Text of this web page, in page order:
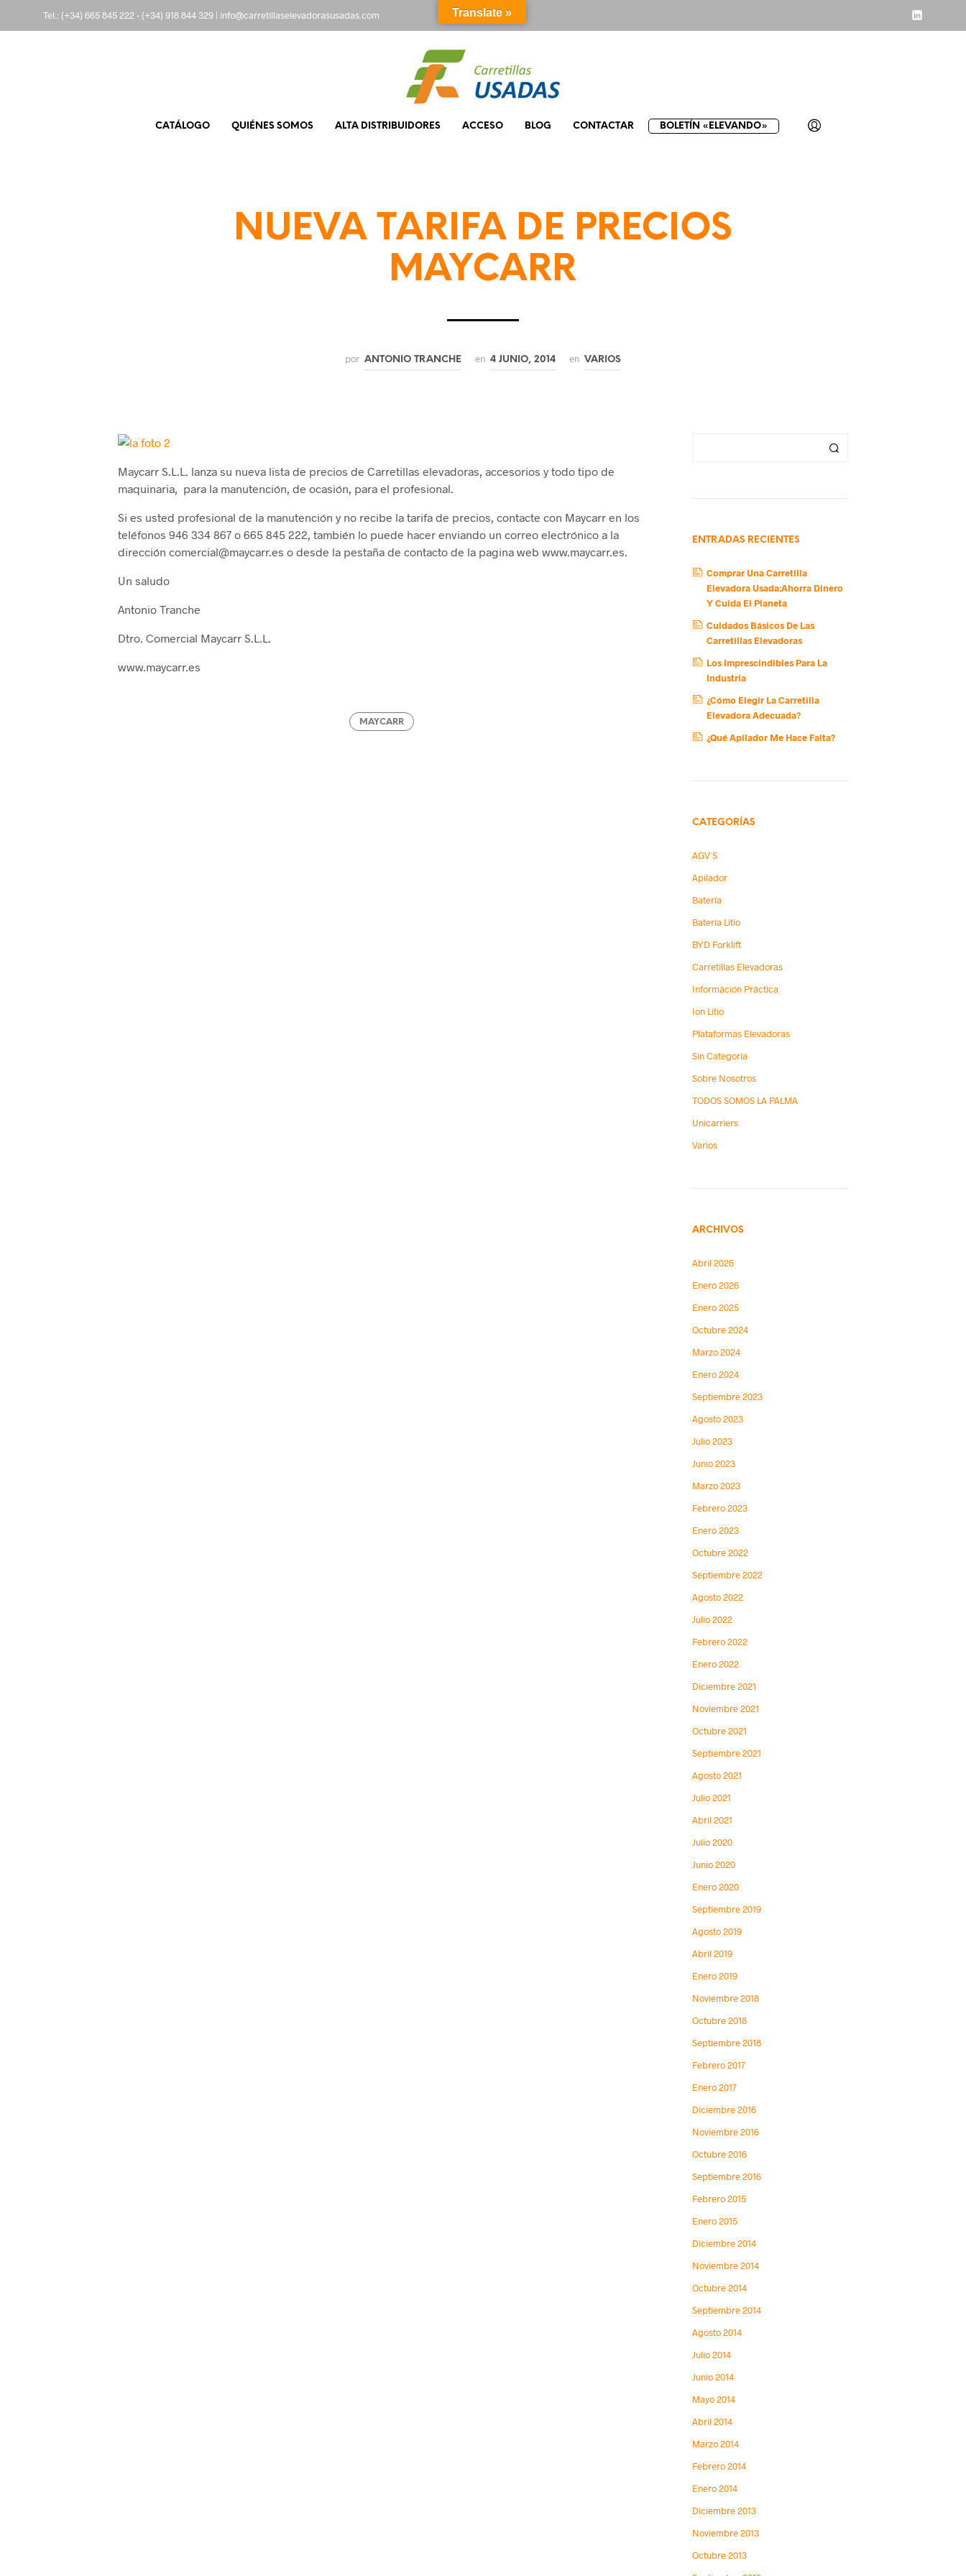
Tel.: (+34) 665 845 222- (+34) 918 844 329 | info@carretillaselevadorasusadas.com
CATÁLOGO QUIÉNES SOMOS ALTA DISTRIBUIDORES ACCESO BLOG CONTACTAR BOLETÍN «ELEVANDO»
NUEVA TARIFA DE PRECIOS
MAYCARR
por ANTONIO TRANCHE en 4 JUNIO, 2014 en VARIOS
Maycarr S.L.L. lanza su nueva lista de precios de Carretillas elevadoras, accesorios y todo tipo de
maquinaria, para la manutención, de ocasión, para el profesional.
Si es usted profesional de la manutención y no recibe la tarifa de precios, contacte con Maycarr en los
teléfonos 946 334 867 o 665 845 222, también lo puede hacer enviando un correo electrónico a la
dirección comercial@maycarr.es o desde la pestaña de contacto de la pagina web www.maycarr.es.
Un saludo
Antonio Tranche
Dtro. Comercial Maycarr S.L.L.
www.maycarr.es
MAYCARR
ENTRADAS RECIENTES
Comprar Una Carretilla
Elevadora Usada:Ahorra Dinero
Y Cuida El Planeta
Cuidados Básicos De Las
Carretillas Elevadoras
Los Imprescindibles Para La
Industria
¿Cómo Elegir La Carretilla
Elevadora Adecuada?
¿Qué Apilador Me Hace Falta?
CATEGORÍAS
AGV´s
Apilador
Batería
Batería Litio
BYD Forklift
Carretillas Elevadoras
Információn Práctica
Ion Litio
Plataformas Elevadoras
Sin Categoría
Sobre Nosotros
TODOS SOMOS LA PALMA
Unicarriers
Varios
ARCHIVOS
Abril 2026
Enero 2026
Enero 2025
Octubre 2024
Marzo 2024
Enero 2024
Septiembre 2023
Agosto 2023
Julio 2023
Junio 2023
Marzo 2023
Febrero 2023
Enero 2023
Octubre 2022
Septiembre 2022
Agosto 2022
Julio 2022
Febrero 2022
Enero 2022
Diciembre 2021
Noviembre 2021
Octubre 2021
Septiembre 2021
Agosto 2021
Julio 2021
Abril 2021
Julio 2020
Junio 2020
Enero 2020
Septiembre 2019
Agosto 2019
Abril 2019
Enero 2019
Noviembre 2018
Octubre 2018
Septiembre 2018
Febrero 2017
Enero 2017
Diciembre 2016
Noviembre 2016
Octubre 2016
Septiembre 2016
Febrero 2015
Enero 2015
Diciembre 2014
Noviembre 2014
Octubre 2014
Septiembre 2014
Agosto 2014
Julio 2014
Junio 2014
Mayo 2014
Abril 2014
Marzo 2014
Febrero 2014
Enero 2014
Diciembre 2013
Noviembre 2013
Octubre 2013
Translate »